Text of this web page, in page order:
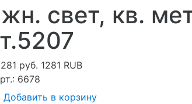
свет, кв.
руб. 1281 RUB
6678
Добавить в корзину